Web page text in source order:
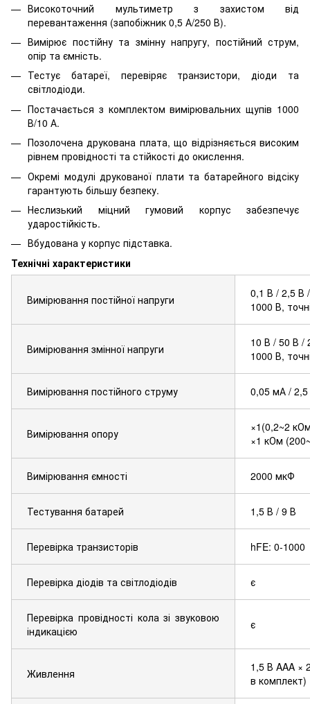
Високоточний мультиметр з захистом від
перевантаження (запобіжник 0,5 А/250 В).
Вимірює постійну та змінну напругу, постійний струм,
опір та ємність.
Тестує батареї, перевіряє транзистори, діоди та
світлодіоди.
Постачається з комплектом вимірювальних щупів 1000
В/10 А.
Позолочена друкована плата, що відрізняється високим
рівнем провідності та стійкості до окислення.
Окремі модулі друкованої плати та батарейного відсіку
гарантують більшу безпеку.
Неслизький міцний гумовий корпус забезпечує
ударостійкість.
Вбудована у корпус підставка.
Технічні характеристики
Вимірювання постійної напруги
0,1 В / 2,5 В
1000 В,
Вимірювання змінної напруги
10 В / 50 В /
1000 В,
Вимірювання постійного струму 0,05 мА /
Вимірювання опору
×1(0,2~2
×1 кОм
Вимірювання ємності 2000 мкФ
Тестування батарей 1,5 В / 9 В
Перевірка транзисторів hFE: 0-1000
Перевірка діодів та світлодіодів є
Перевірка провідності кола зі звуковою
індикацією
є
Живлення
1,5 В AAA ×
в комплект)